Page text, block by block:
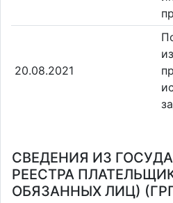
20.08.2021
СВЕДЕНИЯ ИЗ
РЕЕСТРА
ОБЯЗАННЫХ ЛИЦ)